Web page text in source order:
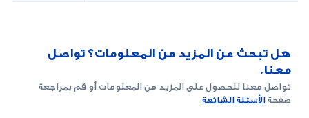
هل تبحث عن المزيد من المعلومات؟ تواصل
معنا.
تواصل معنا للحصول على المزيد من المعلومات أو قم بمراجعة
صفحةالأسئلة الشائعة.